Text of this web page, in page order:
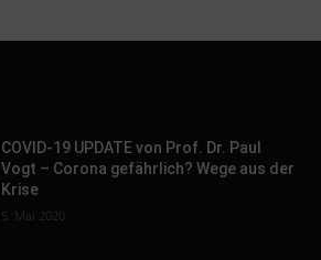
COVID-19 UPDATE von Prof. Dr. Paul
Vogt – Corona gefährlich? Wege aus der
Krise
5. Mai 2020